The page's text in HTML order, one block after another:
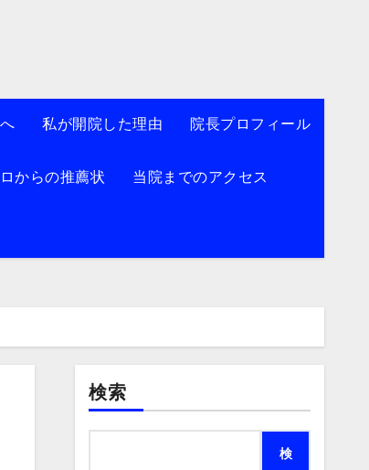
私が開院した理由 院長プロフィール
からの推薦状 当院までのアクセス
検索
検